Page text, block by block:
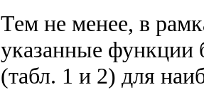
Тем не менее, в
указанные функции
(табл. 1 и 2) для